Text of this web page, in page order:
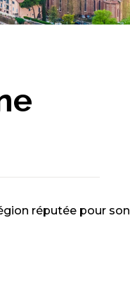
réputée pour son